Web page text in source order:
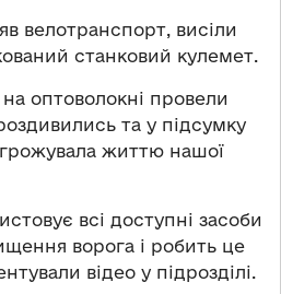
велотранспорт, висіли
станковий кулемет.
оптоволокні провели
та у підсумку
життю нашої
всі доступні засоби
ворога і робить це
відео у підрозділі.